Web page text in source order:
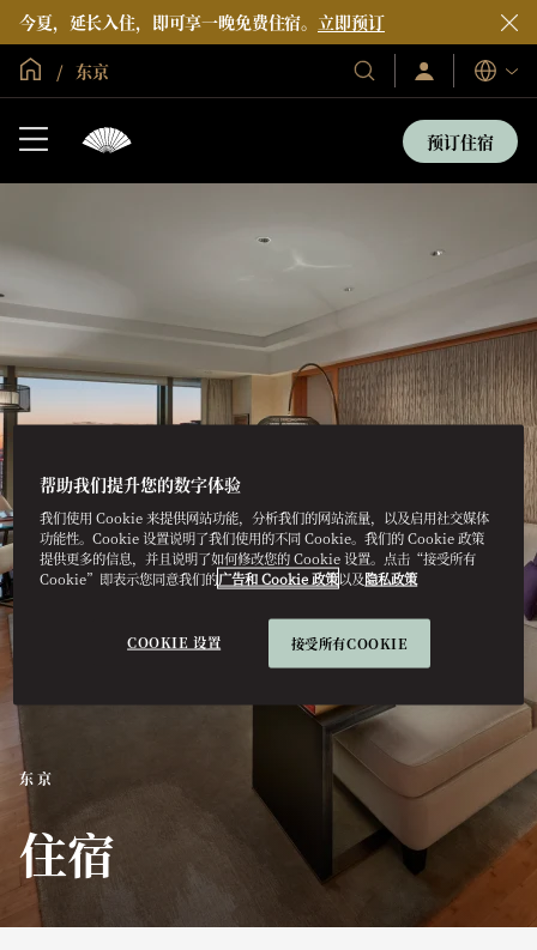
今夏，延长入住，即可享一晚免费住宿。 立即预订
全球首页
东京
我
们
登
录/
即
加
入
语
言
预订住宿
东京
住宿
帮助我们提升您的数字体验
我们使用 Cookie 来提供网站功能，分析我们的网站流量，以及启用社交媒体
功能性。Cookie 设置说明了我们使用的不同 Cookie。我们的 Cookie 政策
提供更多的信息，并且说明了如何修改您的 Cookie 设置。点击“接受所有
Cookie”即表示您同意我们的广告和 Cookie 政策以及隐私政策
COOKIE 设置 接受所有COOKIE